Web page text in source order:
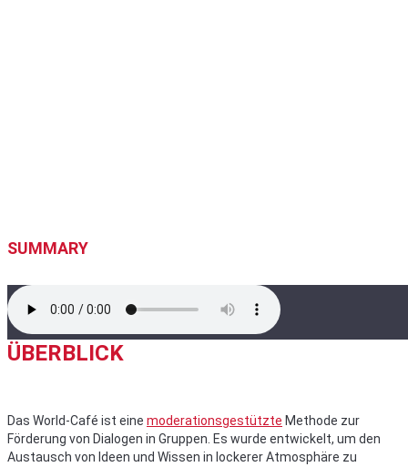
SUMMARY
ÜBERBLICK
Das World-Café ist eine moderationsgestützte Methode zur
Förderung von Dialogen in Gruppen. Es wurde entwickelt, um den
Austausch von Ideen und Wissen in lockerer Atmosphäre zu